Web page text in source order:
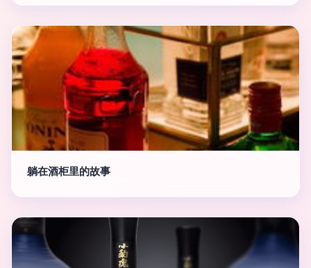
躺在酒柜里的故事